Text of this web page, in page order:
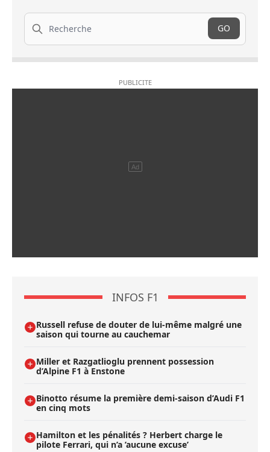
Recherche
GO
INFOS F1
Russell refuse de douter de lui-même malgré une
saison qui tourne au cauchemar
Miller et Razgatlioglu prennent possession
d’Alpine F1 à Enstone
Binotto résume la première demi-saison d’Audi F1
en cinq mots
Hamilton et les pénalités ? Herbert charge le
pilote Ferrari, qui n’a ’aucune excuse’